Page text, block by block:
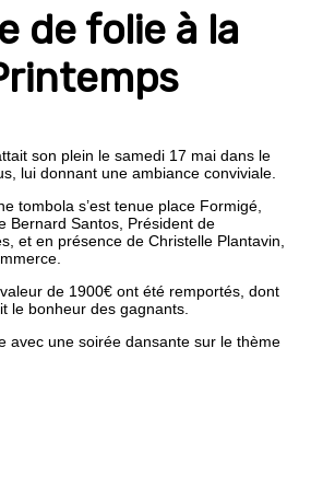
de folie à la
son plein le samedi 17 mai dans le
lui donnant une ambiance conviviale.
tombola s’est tenue place Formigé,
Bernard Santos, Président de
et en présence de Christelle Plantavin,
de 1900€ ont été remportés, dont
le bonheur des gagnants.
avec une soirée dansante sur le thème